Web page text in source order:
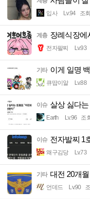
입사 Lv.94 조
계층 장례식장에
전자팔찌 Lv.93
기타 이게 일명
큐땁이알 Lv.88
이슈 살상 싫다
Earth Lv.96 조
이슈 전자발찌 1
왜구김당 Lv.73
기타 대전 20개
언데드 Lv.90